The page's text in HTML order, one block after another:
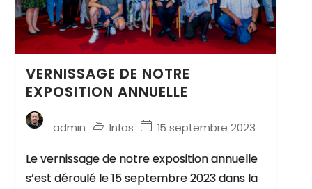
VERNISSAGE DE NOTRE
EXPOSITION ANNUELLE
admin Infos 15 septembre 2023
Le vernissage de notre exposition annuelle
s’est déroulé le 15 septembre 2023 dans la